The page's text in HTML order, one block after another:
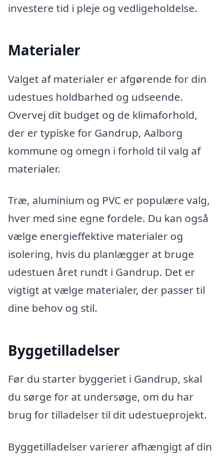
investere tid i pleje og vedligeholdelse.
Materialer
Valget af materialer er afgørende for din
udestues holdbarhed og udseende.
Overvej dit budget og de klimaforhold,
der er typiske for Gandrup, Aalborg
kommune og omegn i forhold til valg af
materialer.
Træ, aluminium og PVC er populære valg,
hver med sine egne fordele. Du kan også
vælge energieffektive materialer og
isolering, hvis du planlægger at bruge
udestuen året rundt i Gandrup. Det er
vigtigt at vælge materialer, der passer til
dine behov og stil.
Byggetilladelser
Før du starter byggeriet i Gandrup, skal
du sørge for at undersøge, om du har
brug for tilladelser til dit udestueprojekt.
Byggetilladelser varierer afhængigt af din